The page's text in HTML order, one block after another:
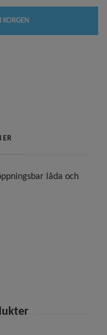
KORGEN
låda och